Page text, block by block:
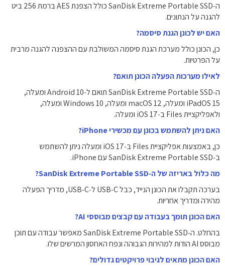
ה‑SanDisk Extreme Portable SSD כולל הצפנת AES ברמת 256 ביט
להגנה על הנתונים.
האם יש לכונן הגנת סיסמה?
כן, הכונן כולל מערכת הגנת סיסמה המשולבת עם ההצפנה להגנה מרבית
על הפרטיות.
לאילו מערכות הפעלה הכונן תואם?
ה‑SanDisk Extreme Portable SSD תואם ל‑Android 10 ומעלה,
iPadOS 15 ומעלה, macOS 12 ומעלה, Windows 10 ומעלה,
ולאפליקציית Files ב‑iOS 17 ומעלה.
האם ניתן להשתמש בכונן עם מכשירי iPhone?
כן, באמצעות אפליקציית Files ב‑iOS 17 ומעלה ניתן להשתמש
ב‑SanDisk Extreme Portable SSD עם iPhone.
מה כלול באריזה של ה‑SanDisk Extreme Portable SSD?
בערכה תקבלו את הכונן הנייד, כבל USB‑C ל‑USB‑C, מדריך הפעלה
מהירה ומדריך אחריות.
האם הכונן תומך בעבודה עם קבצים מבוססי AI?
בהחלט. ה‑SanDisk Extreme Portable SSD מאפשר עבודה עם תוכן
מבוסס AI הודות למהירות הגבוהה ונפח האחסון המרשים שלו.
האם הכונן מתאים לגיבוי פרויקטים גדולים?